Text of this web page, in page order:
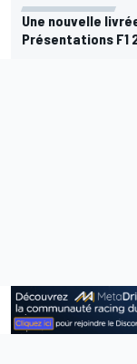
Une nouvelle
Présentations F1